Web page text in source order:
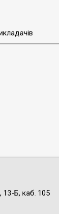
13-Б, каб. 105